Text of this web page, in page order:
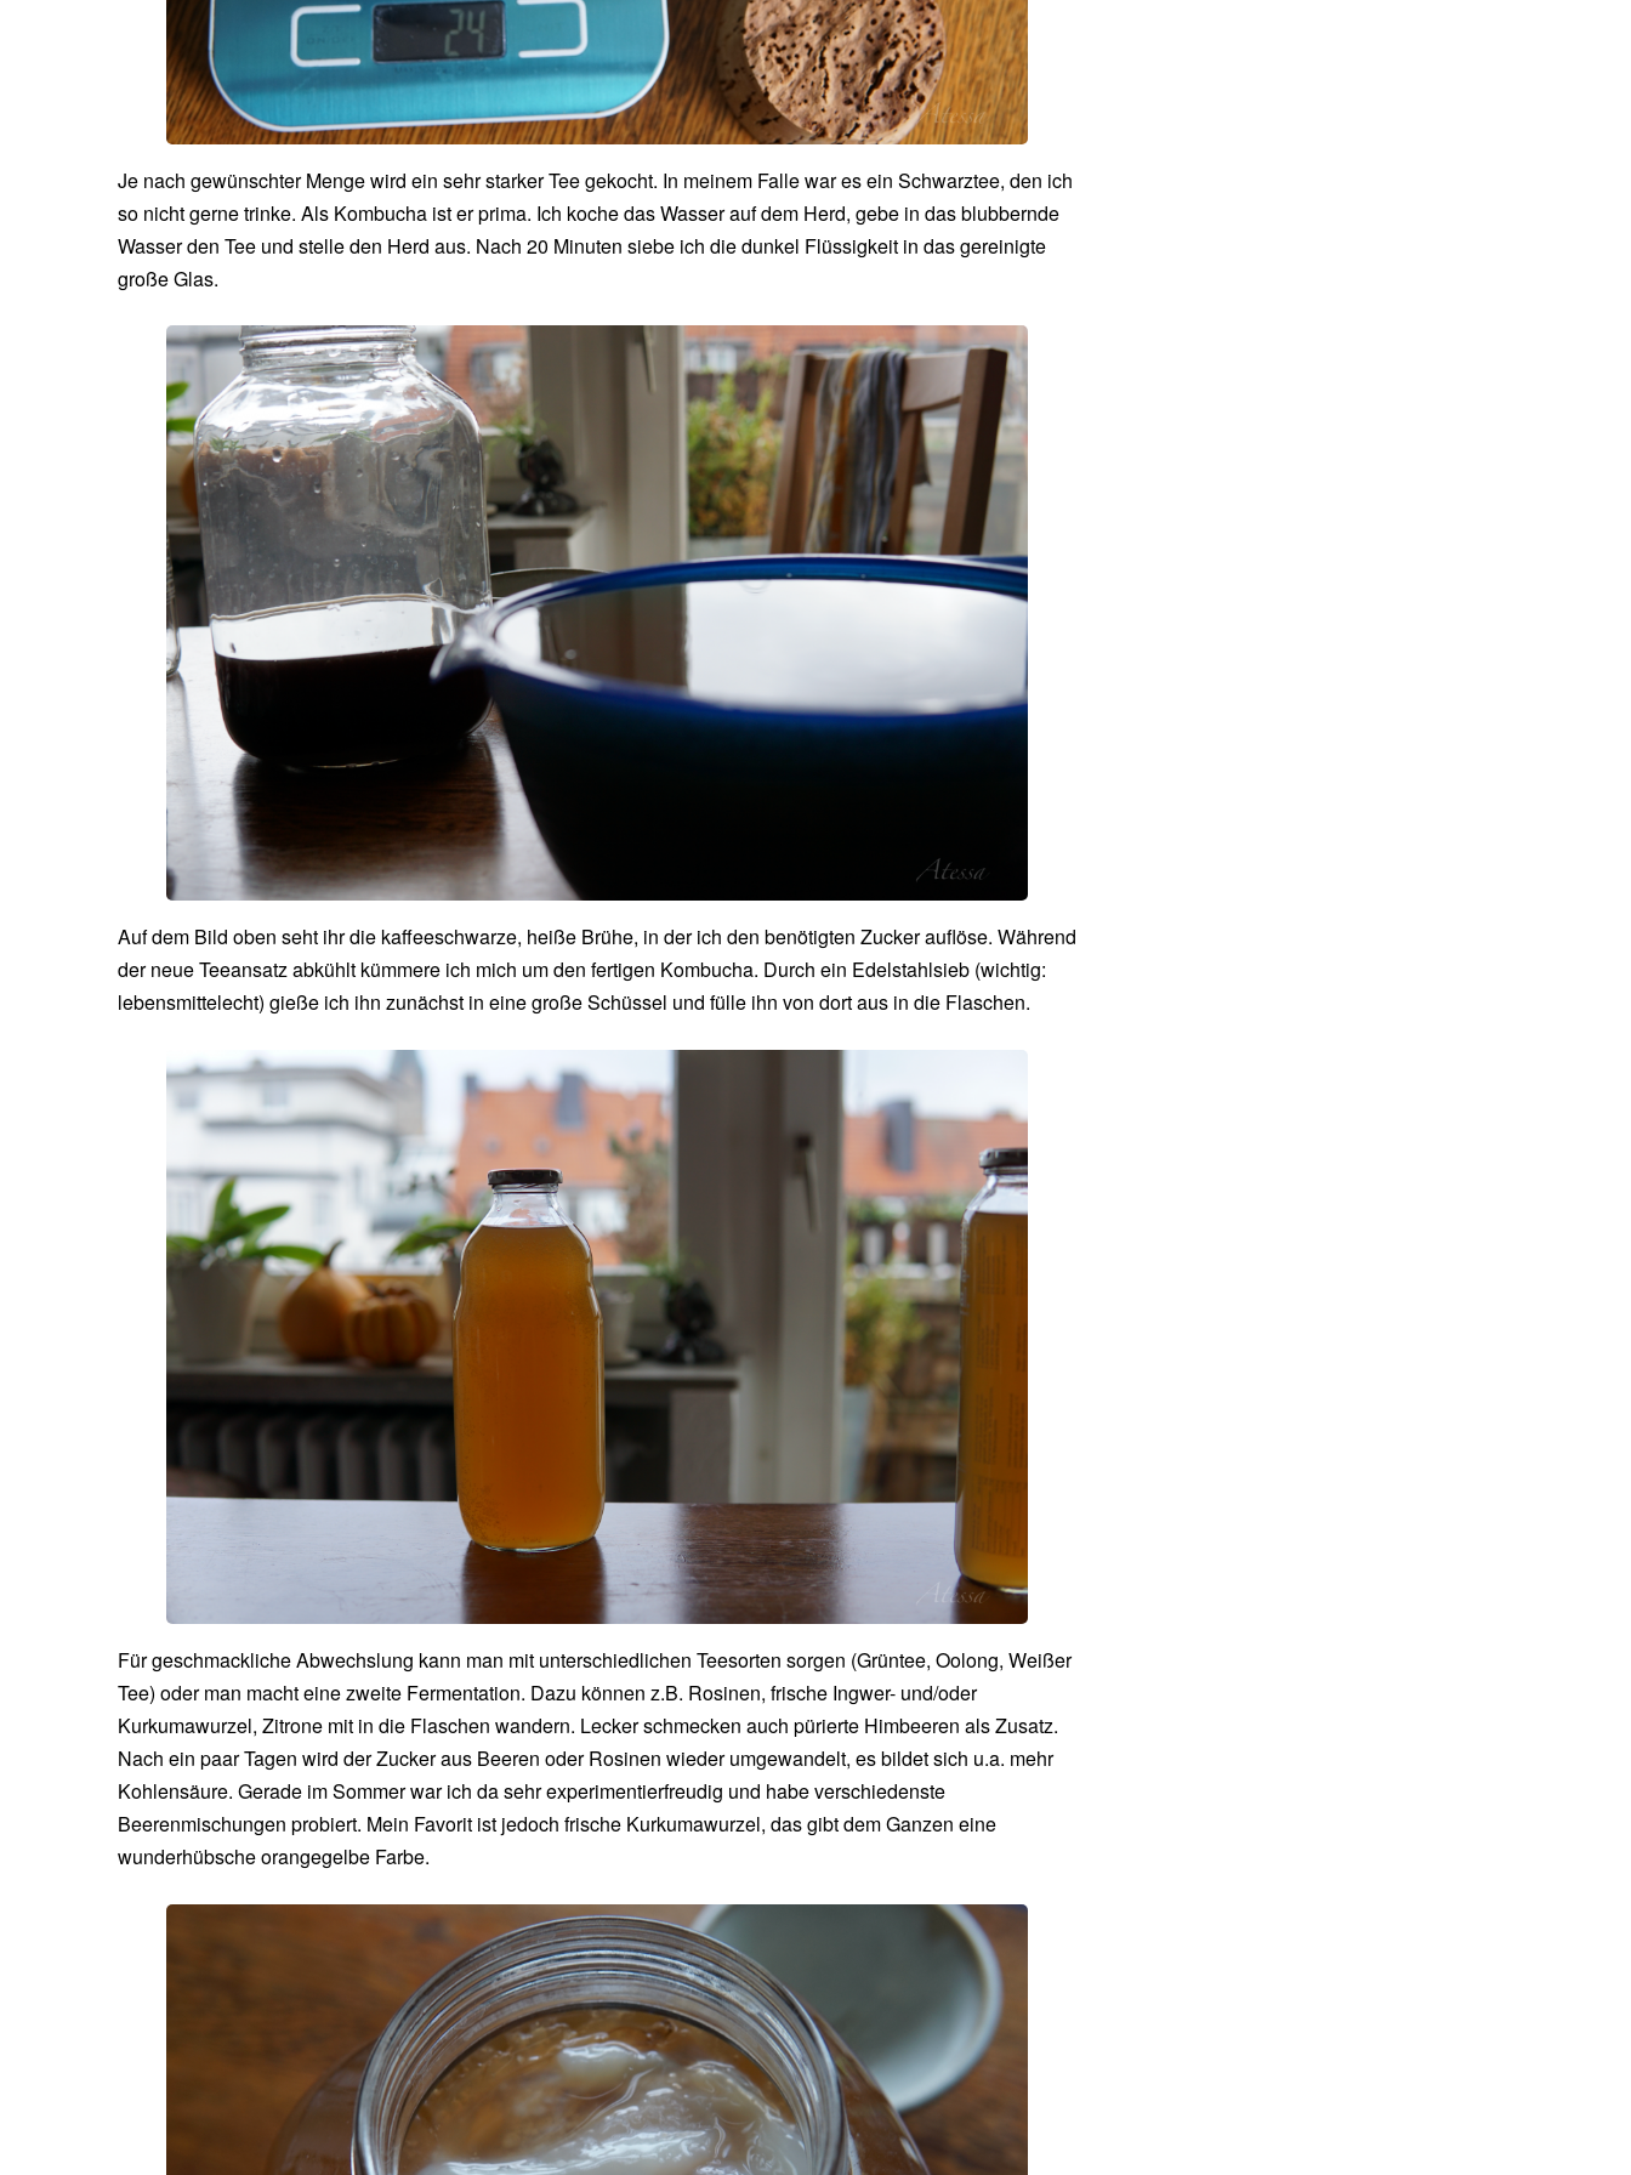
Je nach gewünschter Menge wird ein sehr starker Tee gekocht. In meinem Falle war es ein Schwarztee, den ich
so nicht gerne trinke. Als Kombucha ist er prima. Ich koche das Wasser auf dem Herd, gebe in das blubbernde
Wasser den Tee und stelle den Herd aus. Nach 20 Minuten siebe ich die dunkel Flüssigkeit in das gereinigte
große Glas.
Auf dem Bild oben seht ihr die kaffeeschwarze, heiße Brühe, in der ich den benötigten Zucker auflöse. Während
der neue Teeansatz abkühlt kümmere ich mich um den fertigen Kombucha. Durch ein Edelstahlsieb (wichtig:
lebensmittelecht) gieße ich ihn zunächst in eine große Schüssel und fülle ihn von dort aus in die Flaschen.
Für geschmackliche Abwechslung kann man mit unterschiedlichen Teesorten sorgen (Grüntee, Oolong, Weißer
Tee) oder man macht eine zweite Fermentation. Dazu können z.B. Rosinen, frische Ingwer- und/oder
Kurkumawurzel, Zitrone mit in die Flaschen wandern. Lecker schmecken auch pürierte Himbeeren als Zusatz.
Nach ein paar Tagen wird der Zucker aus Beeren oder Rosinen wieder umgewandelt, es bildet sich u.a. mehr
Kohlensäure. Gerade im Sommer war ich da sehr experimentierfreudig und habe verschiedenste
Beerenmischungen probiert. Mein Favorit ist jedoch frische Kurkumawurzel, das gibt dem Ganzen eine
wunderhübsche orangegelbe Farbe.